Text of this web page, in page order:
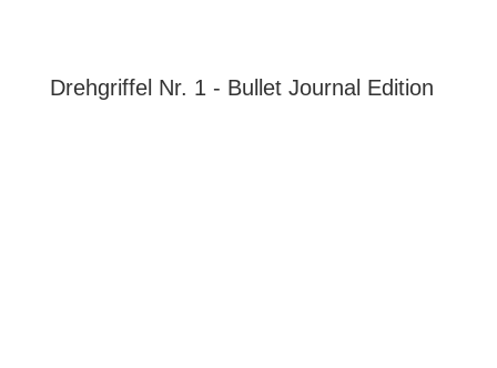
Drehgriffel Nr. 1 - Bullet Journal Edition